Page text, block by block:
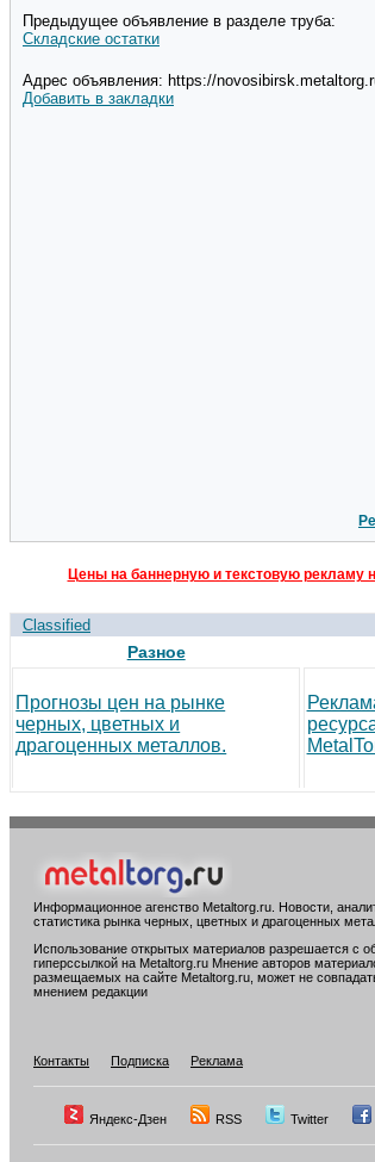
Предыдущее объявление в разделе труба:
Складские остатки
Адрес объявления: https://
Добавить в закладки
Цены на баннерную и текстовую рекламу
Classified
Разное
Прогнозы цен на рынке
черных, цветных и
драгоценных металлов.
Информационное агенство Metaltorg.ru. Новости,
статистика рынка черных, цветных и драгоценных
Использование открытых материалов разрешается с
гиперссылкой на Metaltorg.ru Мнение авторов
размещаемых на сайте Metaltorg.ru, может не
мнением редакции
Контакты
Подписка Реклама
Яндекс-Дзен RSS Twitter